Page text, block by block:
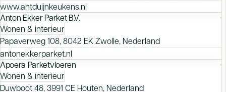
www.antduijnkeukens.nl
Anton Ekker Parket B.V.
Wonen & interieur
Papaverweg 108, 8042 EK Zwolle, Nederland
antonekkerparket.nl
Apoera Parketvloeren
Wonen & interieur
Duwboot 48, 3991 CE Houten, Nederland